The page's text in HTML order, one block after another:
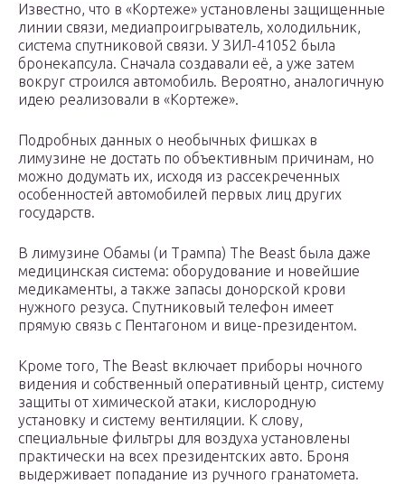
Известно, что в «Кортеже» установлены защищенные
линии связи, медиапроигрыватель, холодильник,
система спутниковой связи. У ЗИЛ-41052 была
бронекапсула. Сначала создавали её, а уже затем
вокруг строился автомобиль. Вероятно, аналогичную
идею реализовали в «Кортеже».
Подробных данных о необычных фишках в
лимузине не достать по объективным причинам, но
можно додумать их, исходя из рассекреченных
особенностей автомобилей первых лиц других
государств.
В лимузине Обамы (и Трампа) The Beast была даже
медицинская система: оборудование и новейшие
медикаменты, а также запасы донорской крови
нужного резуса. Спутниковый телефон имеет
прямую связь с Пентагоном и вице-президентом.
Кроме того, The Beast включает приборы ночного
видения и собственный оперативный центр, систему
защиты от химической атаки, кислородную
установку и систему вентиляции. К слову,
специальные фильтры для воздуха установлены
практически на всех президентских авто. Броня
выдерживает попадание из ручного гранатомета.